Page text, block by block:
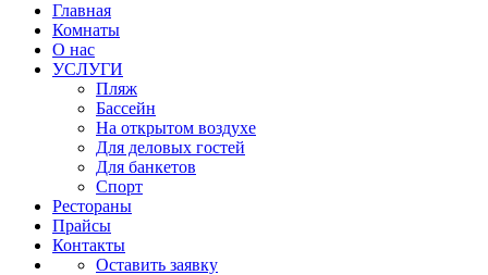
Главная
Комнаты
О нас
УСЛУГИ
Пляж
Бассейн
На открытом воздухе
Для деловых гостей
Для банкетов
Спорт
Рестораны
Прайсы
Контакты
Оставить заявку